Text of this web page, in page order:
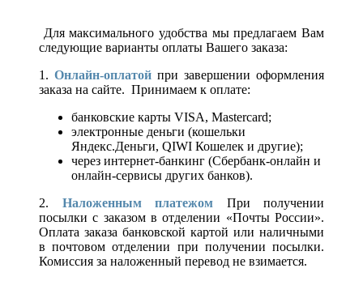
Для максимального удобства мы предлагаем Вам
следующие варианты оплаты Вашего заказа:
1. Онлайн-оплатой при завершении оформления
заказа на сайте. Принимаем к оплате:
банковские карты VISA, Mastercard;
электронные деньги (кошельки
Яндекс.Деньги, QIWI Кошелек и другие);
через интернет-банкинг (Сбербанк-онлайн и
онлайн-сервисы других банков).
2. Наложенным платежом При получении
посылки с заказом в отделении «Почты России».
Оплата заказа банковской картой или наличными
в почтовом отделении при получении посылки.
Комиссия за наложенный перевод не взимается.